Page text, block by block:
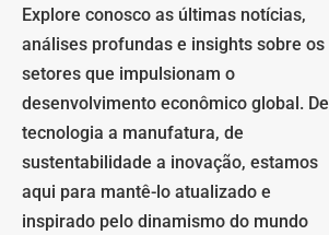
Explore conosco as últimas notícias,
análises profundas e insights sobre os
setores que impulsionam o
desenvolvimento econômico global. De
tecnologia a manufatura, de
sustentabilidade a inovação, estamos
aqui para mantê-lo atualizado e
inspirado pelo dinamismo do mundo